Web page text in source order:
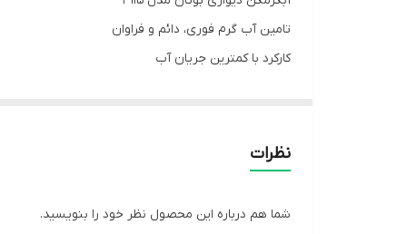
تامین آب گرم فوری، دائم و فراوان
کارکرد با کمترین جریان آب
دارای رده انرژی E
دارای شیر تنظیم دما و مقدار آب خروجی
نظرات
شما هم درباره این محصول نظر خود را بنویسید.